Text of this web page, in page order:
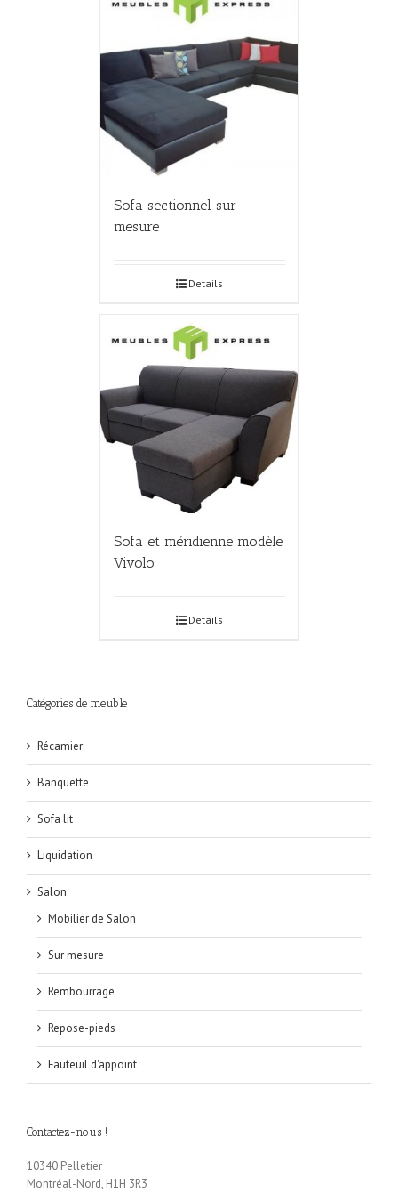
Sofa sectionnel sur
mesure
Details
Sofa et méridienne modèle
Vivolo
Details
Catégories de meuble
Récamier
Banquette
Sofa lit
Liquidation
Salon
Mobilier de Salon
Sur mesure
Rembourrage
Repose-pieds
Fauteuil d'appoint
Contactez-nous !
10340 Pelletier
Montréal-Nord, H1H 3R3